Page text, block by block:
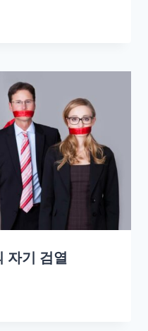
자기 검열